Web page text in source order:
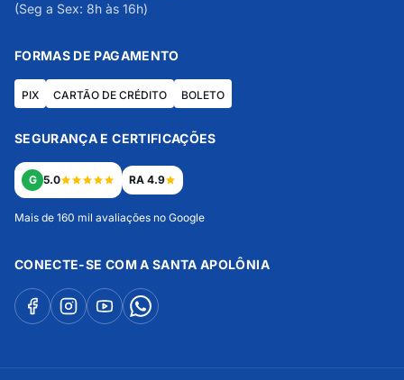
(Seg a Sex: 8h às 16h)
FORMAS DE PAGAMENTO
PIX CARTÃO DE CRÉDITO BOLETO
SEGURANÇA E CERTIFICAÇÕES
G 5.0 RA 4.9
Mais de 160 mil avaliações no Google
CONECTE-SE COM A SANTA APOLÔNIA